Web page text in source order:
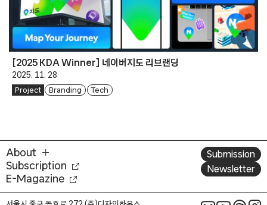
[2025 KDA Winner] 네이버지도 리브랜딩
2025. 11. 28
Project Branding Tech
About
Subscription
E-Magazine
Submission
Newsletter